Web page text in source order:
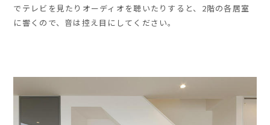
でテレビを見たりオーディオを聴いたりすると、2階の各居室
に響くので、音は控え目にしてください。